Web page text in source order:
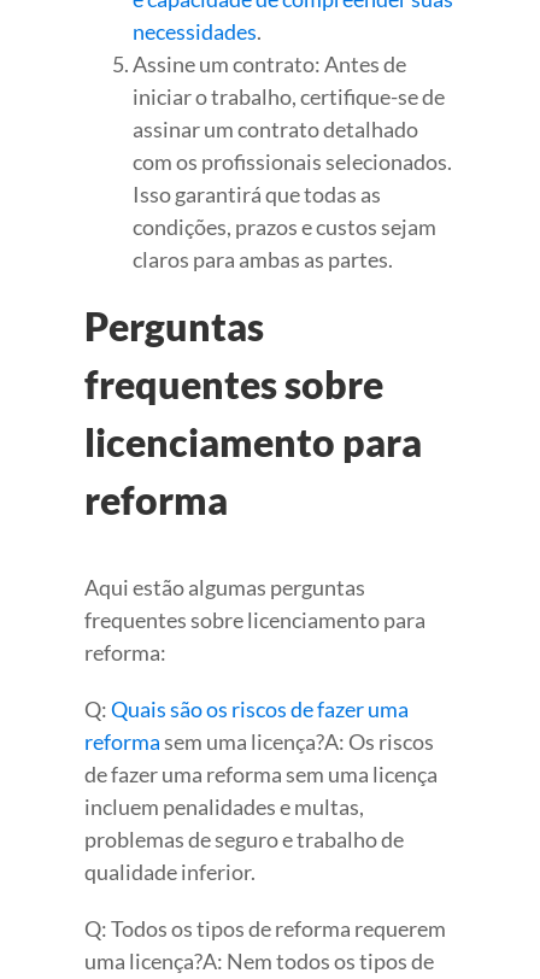
necessidades.
Assine um contrato: Antes de
iniciar o trabalho, certifique-se de
assinar um contrato detalhado
com os profissionais selecionados.
Isso garantirá que todas as
condições, prazos e custos sejam
claros para ambas as partes.
Perguntas
frequentes sobre
licenciamento para
reforma
Aqui estão algumas perguntas
frequentes sobre licenciamento para
reforma:
Q:Quais são os riscos de fazer uma
reformasem uma licença?A: Os riscos
de fazer uma reforma sem uma licença
incluem penalidades e multas,
problemas de seguro e trabalho de
qualidade inferior.
Q: Todos os tipos de reforma requerem
uma licença?A: Nem todos os tipos de